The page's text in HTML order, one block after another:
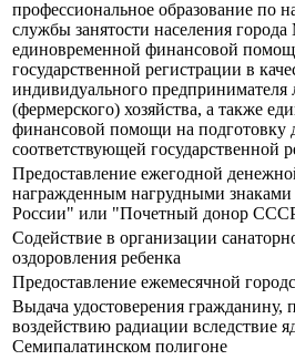
профессиональное образование по
службы занятости населения
единовременной финансовой
государственной регистрации в
индивидуального предпринимателя
(фермерского) хозяйства, а также
финансовой помощи на подготовку
соответствующей государственной
Предоставление ежегодной
награжденным нагрудными
России" или "Почетный донор
Содействие в организации
оздоровления ребенка
Предоставление ежемесячной
Выдача удостоверения гражданину,
воздействию радиации вследствие
Семипалатинском полигоне